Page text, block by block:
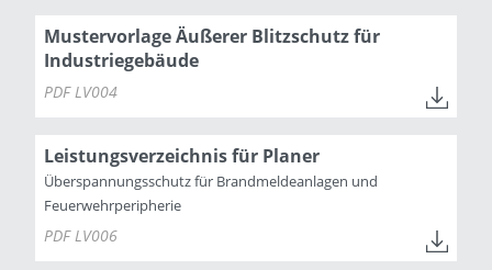
Mustervorlage Äußerer Blitzschutz für
Industriegebäude
PDF LV004
Leistungsverzeichnis für Planer
Überspannungsschutz für Brandmeldeanlagen und
Feuerwehrperipherie
PDF LV006